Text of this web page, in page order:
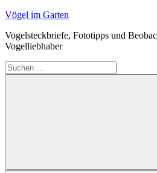
Zum
springen
Vögel im Garten
Vogelsteckbriefe, Fototipps und
Vogelliebhaber
Suchen
nach: